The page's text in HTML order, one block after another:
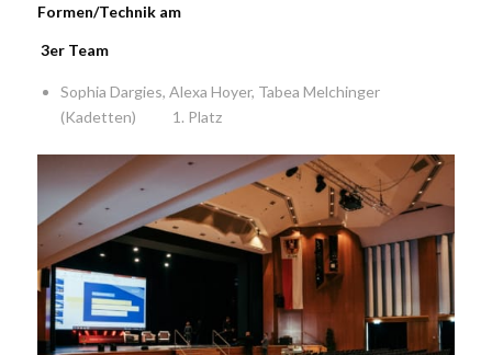
Formen/Technik am
3er Team
Sophia Dargies, Alexa Hoyer, Tabea Melchinger
(Kadetten) 1. Platz